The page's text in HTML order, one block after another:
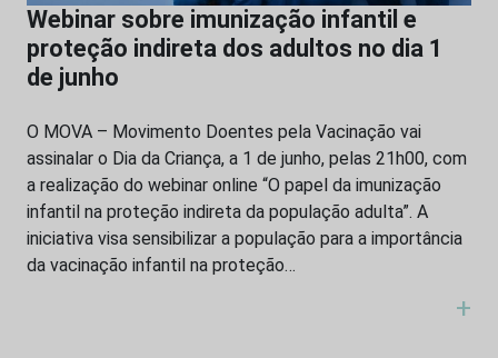
Webinar sobre imunização infantil e
proteção indireta dos adultos no dia 1
de junho
O MOVA – Movimento Doentes pela Vacinação vai
assinalar o Dia da Criança, a 1 de junho, pelas 21h00, com
a realização do webinar online “O papel da imunização
infantil na proteção indireta da população adulta”. A
iniciativa visa sensibilizar a população para a importância
da vacinação infantil na proteção…
+